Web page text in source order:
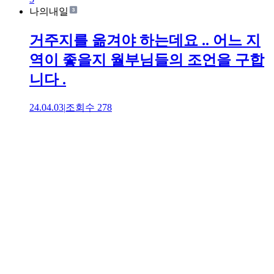
나의내일
거주지를 옮겨야 하는데요 .. 어느 지
역이 좋을지 월부님들의 조언을 구합
니다 .
24.04.03|조회수 278